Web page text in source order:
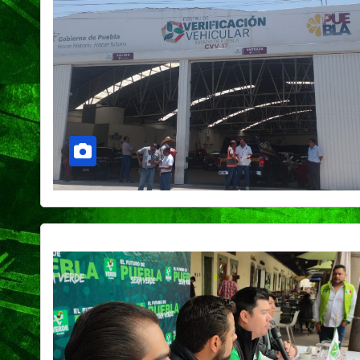
de agosto y se
plantarán 6.6
millones de
plantas
CIUDAD DEPORTES
Concluye